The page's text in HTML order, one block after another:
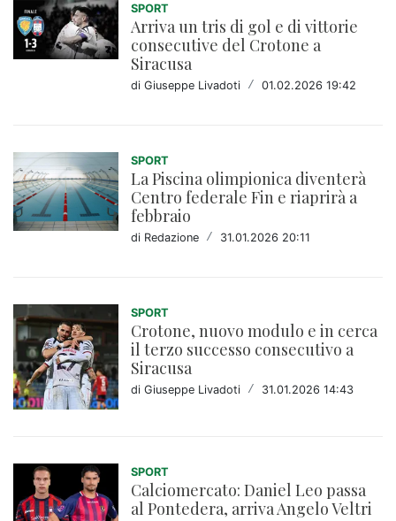
SPORT
Arriva un tris di gol e di vittorie
consecutive del Crotone a
Siracusa
di Giuseppe Livadoti / 01.02.2026 19:42
SPORT
La Piscina olimpionica diventerà
Centro federale Fin e riaprirà a
febbraio
di Redazione / 31.01.2026 20:11
SPORT
Crotone, nuovo modulo e in cerca
il terzo successo consecutivo a
Siracusa
di Giuseppe Livadoti / 31.01.2026 14:43
SPORT
Calciomercato: Daniel Leo passa
al Pontedera, arriva Angelo Veltri